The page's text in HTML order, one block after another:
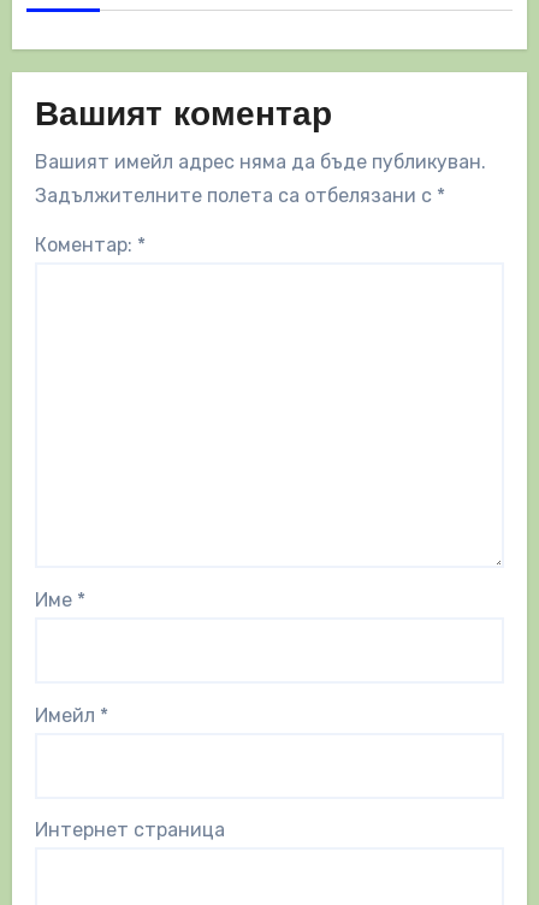
Вашият коментар
Вашият имейл адрес няма да бъде публикуван.
Задължителните полета са отбелязани с *
Коментар: *
Име *
Имейл *
Интернет страница